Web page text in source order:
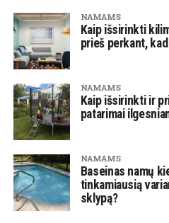
NAMAMS
Kaip išsirinkti
prieš perkant,
NAMAMS
Kaip išsirinkti ir
patarimai
NAMAMS
Baseinas namų
tinkamiausią
sklypą?